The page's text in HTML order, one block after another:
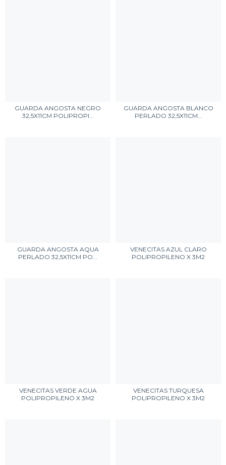
GUARDA ANGOSTA NEGRO
32,5X11CM POLIPROPI...
GUARDA ANGOSTA BLANCO
PERLADO 32,5X11CM...
GUARDA ANGOSTA AQUA
PERLADO 32,5X11CM PO...
VENECITAS AZUL CLARO
POLIPROPILENO X 3M2
VENECITAS VERDE AGUA
POLIPROPILENO X 3M2
VENECITAS TURQUESA
POLIPROPILENO X 3M2